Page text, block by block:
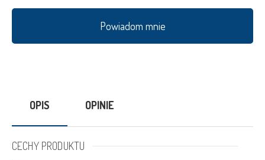
Powiadom mnie
OPIS OPINIE
CECHY PRODUKTU